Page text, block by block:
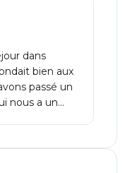
dans
bien aux
passé un
nous a un
les photos le